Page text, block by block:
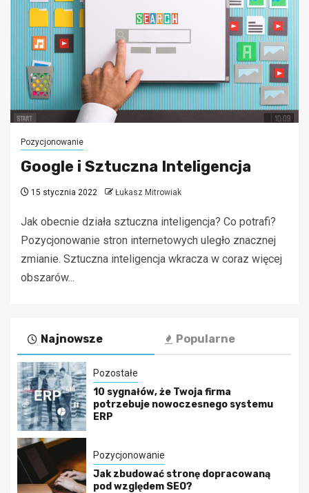
Pozycjonowanie
Google i Sztuczna Inteligencja
15 stycznia 2022 Łukasz Mitrowiak
Jak obecnie działa sztuczna inteligencja? Co potrafi?
Pozycjonowanie stron internetowych uległo znacznej
zmianie. Sztuczna inteligencja wkracza w coraz więcej
obszarów...
Najnowsze Popularne
Pozostałe
10 sygnałów, że Twoja firma
potrzebuje nowoczesnego systemu
ERP
Pozycjonowanie
Jak zbudować stronę dopracowaną
pod względem SEO?